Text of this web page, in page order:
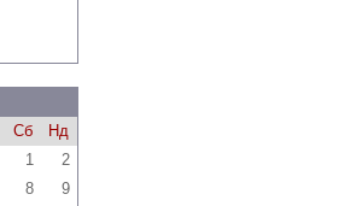
Сб
Нд
1
2
8
9